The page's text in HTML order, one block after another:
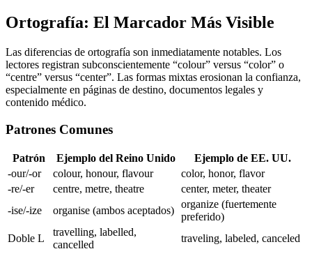
Ortografía: El Marcador Más Visible
Las diferencias de ortografía son inmediatamente notables. Los
lectores registran subconscientemente “colour” versus “color” o
“centre” versus “center”. Las formas mixtas erosionan la confianza,
especialmente en páginas de destino, documentos legales y
contenido médico.
Patrones Comunes
Patrón Ejemplo del Reino Unido
Ejemplo de EE. UU.
-our/-or
colour, honour, flavour
color, honor, flavor
-re/-er
centre, metre, theatre
center, meter, theater
-ise/-ize
organise (ambos aceptados)
organize (fuertemente
preferido)
Doble L
travelling, labelled,
cancelled
traveling, labeled, canceled